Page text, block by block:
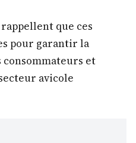
que ces
pour garantir la
et
avicole